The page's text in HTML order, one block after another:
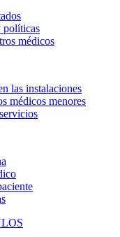
políticas
médicos
las instalaciones
médicos menores